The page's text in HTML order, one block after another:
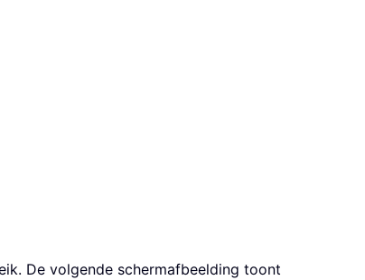
De volgende schermafbeelding toont